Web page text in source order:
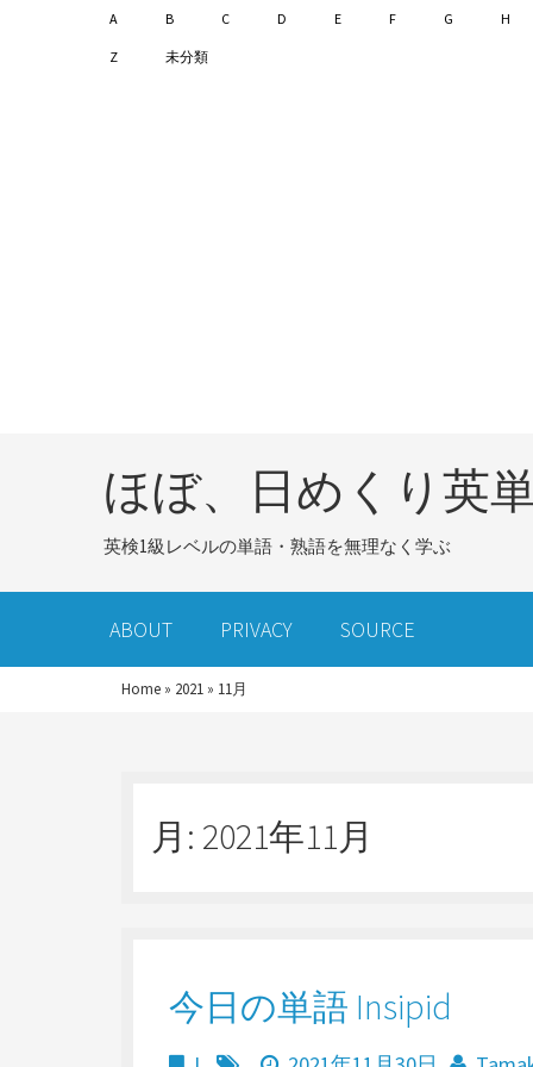
A B C D E F G H
Z 未分類
ほぼ、日めくり英
英検1級レベルの単語・熟語を無理なく学ぶ
ABOUT PRIVACY SOURCE
Home » 2021 » 11月
月: 2021年11月
今日の単語 Insipid